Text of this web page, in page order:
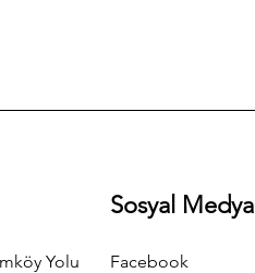
Yolu
Sosyal Medya
Facebook